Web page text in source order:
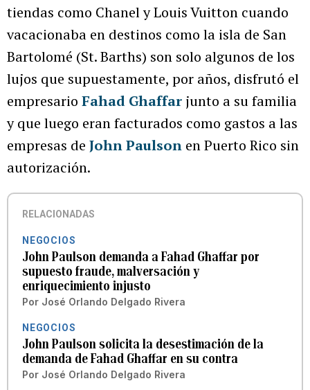
tiendas como Chanel y Louis Vuitton cuando
vacacionaba en destinos como la isla de San
Bartolomé (St. Barths) son solo algunos de los
lujos que supuestamente, por años, disfrutó el
empresario Fahad Ghaffar junto a su familia
y que luego eran facturados como gastos a las
empresas de John Paulson en Puerto Rico sin
autorización.
RELACIONADAS
NEGOCIOS
John Paulson demanda a Fahad Ghaffar por
supuesto fraude, malversación y
enriquecimiento injusto
Por José Orlando Delgado Rivera
NEGOCIOS
John Paulson solicita la desestimación de la
demanda de Fahad Ghaffar en su contra
Por José Orlando Delgado Rivera